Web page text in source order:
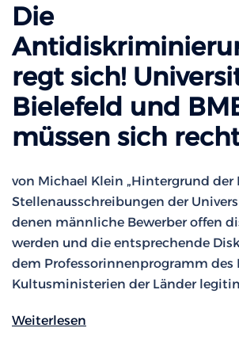
Die
regt sich!
Bielefeld und
müssen sich
von Michael Klein „Hintergrund der
Stellenausschreibungen der
denen männliche Bewerber offen
werden und die entsprechende
dem Professorinnenprogramm des
Kultusministerien der Länder
Weiterlesen